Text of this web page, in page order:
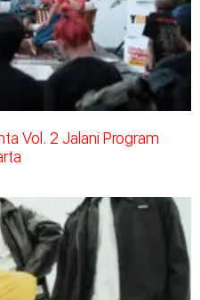
Vol. 2 Jalani Program